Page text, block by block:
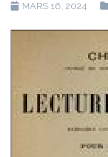
MARS 16, 2024